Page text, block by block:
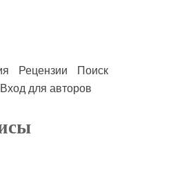
Рецензии
Поиск
Вход для авторов